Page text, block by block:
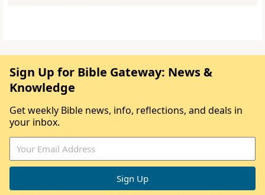
Sign Up for Bible Gateway: News &
Knowledge
Get weekly Bible news, info, reflections, and deals in
your inbox.